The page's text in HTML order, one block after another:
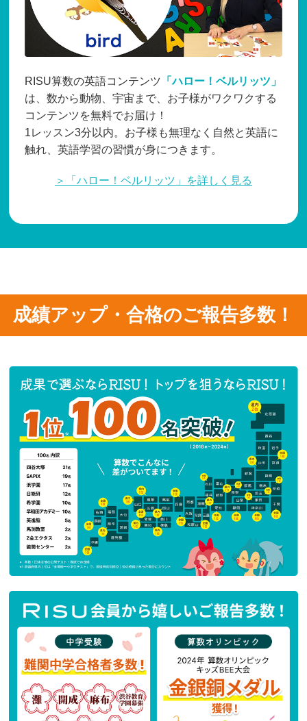
RISU算数の英語コンテンツ 「ハロー！ベルリッツ」
は、数から動物、宇宙まで、お子様がワクワクする
コンテンツを無料でお届け！
1レッスン3分以内。お子様も無理なく自然と英語に
触れ、英語学習の習慣が身につきます。
＞「ハロー！ベルリッツ」を詳しく見る
成績アップ・合格のご報告多数！